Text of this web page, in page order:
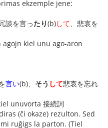
ekzemple jene:
談を言ったり(b)して 、悲哀を
kiel unu ago-aron
言い(b)、 そう して悲哀を忘れ
unuvorta 接続詞
(ĉi okaze) rezulton. Sed
ruĝigs la parton. (Tiel